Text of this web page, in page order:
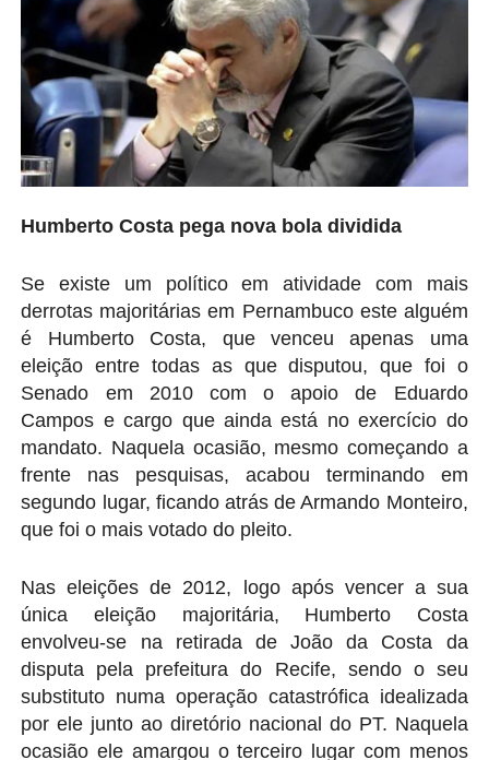
Humberto Costa pega nova bola dividida
Se existe um político em atividade com mais
derrotas majoritárias em Pernambuco este alguém
é Humberto Costa, que venceu apenas uma
eleição entre todas as que disputou, que foi o
Senado em 2010 com o apoio de Eduardo
Campos e cargo que ainda está no exercício do
mandato. Naquela ocasião, mesmo começando a
frente nas pesquisas, acabou terminando em
segundo lugar, ficando atrás de Armando Monteiro,
que foi o mais votado do pleito.
Nas eleições de 2012, logo após vencer a sua
única eleição majoritária, Humberto Costa
envolveu-se na retirada de João da Costa da
disputa pela prefeitura do Recife, sendo o seu
substituto numa operação catastrófica idealizada
por ele junto ao diretório nacional do PT. Naquela
ocasião ele amargou o terceiro lugar com menos